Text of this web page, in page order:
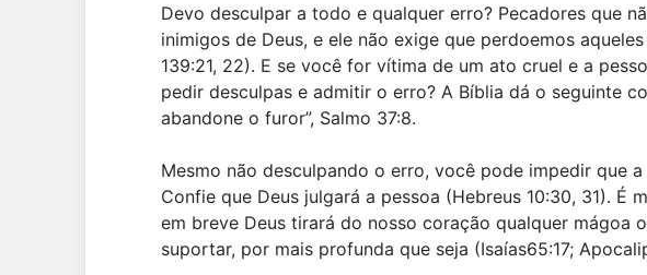
Devo desculpar a todo e qualquer erro? Pecadores que
inimigos de Deus, e ele não exige que perdoemos
139:21, 22). E se você for vítima de um ato cruel e a
pedir desculpas e admitir o erro? A Bíblia dá o seguinte
abandone o furor”, Salmo 37:8.
Mesmo não desculpando o erro, você pode impedir que
Confie que Deus julgará a pessoa (Hebreus 10:30, 31). É
em breve Deus tirará do nosso coração qualquer mágoa
suportar, por mais profunda que seja (Isaías65:17;